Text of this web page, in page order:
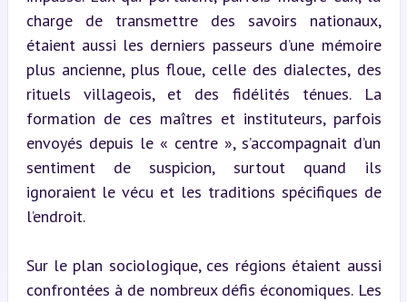
charge de transmettre des savoirs nationaux,
étaient aussi les derniers passeurs d’une mémoire
plus ancienne, plus floue, celle des dialectes, des
rituels villageois, et des fidélités ténues. La
formation de ces maîtres et instituteurs, parfois
envoyés depuis le « centre », s’accompagnait d’un
sentiment de suspicion, surtout quand ils
ignoraient le vécu et les traditions spécifiques de
l’endroit.
Sur le plan sociologique, ces régions étaient aussi
confrontées à de nombreux défis économiques. Les